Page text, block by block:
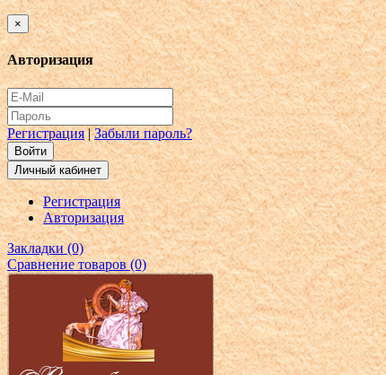
×
Авторизация
Регистрация|Забыли пароль?
Личный кабинет
Регистрация
Авторизация
Закладки (0)
Сравнение товаров (0)